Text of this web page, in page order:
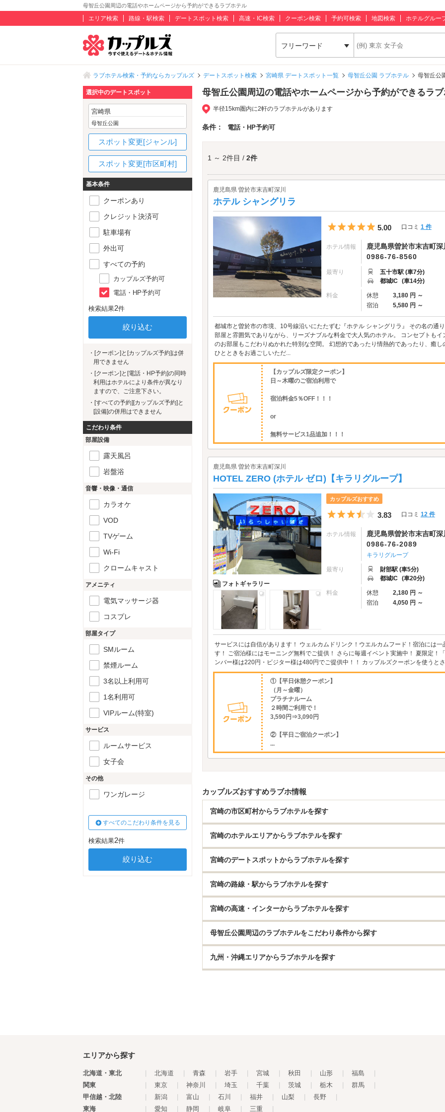
母智丘公園周辺の電話やホームページから予約ができるラブホテル
エリア検索 路線・駅検索 デートスポット検索 高速・IC検索 クーポン検索 予約可検索 地図検索 ホテルグルー
フリーワード
ラブホテル検索・予約ならカップルズ デートスポット検索 宮崎県 デートスポット一覧 母智丘公園 ラブホテル 母智丘公
母智丘公園周辺の電話やホームページから予約ができるラ
半径15km圏内に2軒のラブホテルがあります
条件： 電話・HP予約可
1 ～ 2件目 / 2件
鹿児島県 曽於市末吉町深川
ホテル シャングリラ
5つ星のうち5
5.00 口コミ 1 件
ホテル情報
鹿児島県曽於市末吉町
0986-76-8560
最寄り
五十市駅 (車7分)
都城IC (車14分)
料金 休憩 3,180 円 ～
宿泊
5,580 円 ～
都城市と曽於市の市境、10号線沿いにたたずむ『ホテル シャングリラ』 その名の通
部屋と雰囲気でありながら、リーズナブルな料金で大人気のホテル。 コンセプトも
のお部屋もこだわりぬかれた特別な空間。 幻想的であったり情熱的であったり、癒
ひとときをお過ごしいただ...
【カップルズ限定クーポン】
日～木曜のご宿泊利用で
宿泊料金5％OFF！！！
or
無料サービス1品追加！！！
鹿児島県 曽於市末吉町深川
HOTEL ZERO (ホテル ゼロ)【キラリグループ】
フォトギャラリー
カップルズおすすめ
5つ星のうち3.5
3.83 口コミ 12 件
ホテル情報
鹿児島県曽於市末吉町
0986-76-2089
キラリグループ
最寄り
財部駅 (車5分)
都城IC (車20分)
料金 休憩 2,180 円 ～
宿泊
4,050 円 ～
サービスには自信があります！ ウェルカムドリンク！ウエルカムフード！宿泊には
す！ ご宿泊様にはモーニング無料でご提供！ さらに毎週イベント実施中！ 夏限定！
ンバー様は220円・ビジター様は480円でご提供中！！ カップルズクーポンを使うと
①【平日休憩クーポン】
（月～金曜）
プラチナルーム
２時間ご利用で！
3,590円⇒3,090円
②【平日ご宿泊クーポン】
...
カップルズおすすめラブホ情報
宮崎の市区町村からラブホテルを探す
宮崎のホテルエリアからラブホテルを探す
宮崎のデートスポットからラブホテルを探す
宮崎の路線・駅からラブホテルを探す
宮崎の高速・インターからラブホテルを探す
母智丘公園周辺のラブホテルをこだわり条件から探す
九州・沖縄エリアからラブホテルを探す
選択中のデートスポット
宮崎県
母智丘公園
スポット変更[ジャンル]
スポット変更[市区町村]
基本条件
クーポンあり
クレジット決済可
駐車場有
外出可
すべての予約
カップルズ予約可
電話・HP予約可
検索結果2件
・[クーポン]と[カップルズ予約]は併
用できません
・[クーポン]と[電話・HP予約]の同時
利用はホテルにより条件が異なり
ますので、ご注意下さい。
・[すべての予約][カップルズ予約]と
[設備]の併用はできません
こだわり条件
部屋設備
露天風呂
岩盤浴
音響・映像・通信
カラオケ
VOD
TVゲーム
Wi-Fi
クロームキャスト
アメニティ
電気マッサージ器
コスプレ
部屋タイプ
SMルーム
禁煙ルーム
3名以上利用可
1名利用可
VIPルーム(特室)
サービス
ルームサービス
女子会
その他
ワンガレージ
すべてのこだわり条件を見る
検索結果2件
エリアから探す
北海道・東北 北海道 青森 岩手 宮城 秋田 山形 福島
関東
東京 神奈川 埼玉 千葉 茨城 栃木 群馬
甲信越・北陸
新潟 富山 石川 福井 山梨 長野
東海
愛知 静岡 岐阜 三重